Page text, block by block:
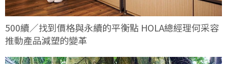
500續／找到價格與永續的平衡點 HOLA總經理何采容
推動產品減塑的變革